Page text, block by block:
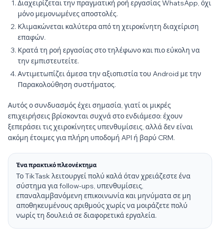
Διαχειρίζεται την πραγματική ροή εργασίας WhatsApp, όχι
μόνο μεμονωμένες αποστολές.
Κλιμακώνεται καλύτερα από τη χειροκίνητη διαχείριση
επαφών.
Κρατά τη ροή εργασίας στο τηλέφωνο και πιο εύκολη να
την εμπιστευτείτε.
Αντιμετωπίζει άμεσα την αξιοπιστία του Android με την
Παρακολούθηση συστήματος.
Αυτός ο συνδυασμός έχει σημασία, γιατί οι μικρές
επιχειρήσεις βρίσκονται συχνά στο ενδιάμεσο: έχουν
ξεπεράσει τις χειροκίνητες υπενθυμίσεις, αλλά δεν είναι
ακόμη έτοιμες για πλήρη υποδομή API ή βαρύ CRM.
Ένα πρακτικό πλεονέκτημα
Το TikTask λειτουργεί πολύ καλά όταν χρειάζεστε ένα
σύστημα για follow-ups, υπενθυμίσεις,
επαναλαμβανόμενη επικοινωνία και μηνύματα σε μη
αποθηκευμένους αριθμούς χωρίς να μοιράζετε πολύ
νωρίς τη δουλειά σε διαφορετικά εργαλεία.